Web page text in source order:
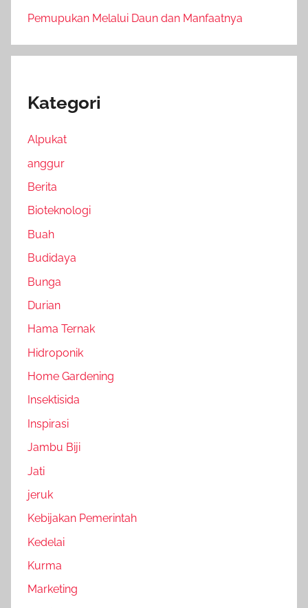
Pemupukan Melalui Daun dan Manfaatnya
Kategori
Alpukat
anggur
Berita
Bioteknologi
Buah
Budidaya
Bunga
Durian
Hama Ternak
Hidroponik
Home Gardening
Insektisida
Inspirasi
Jambu Biji
Jati
jeruk
Kebijakan Pemerintah
Kedelai
Kurma
Marketing